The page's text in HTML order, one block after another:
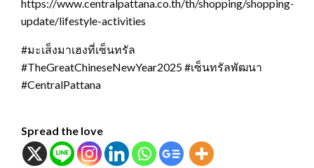
https://www.centralpattana.co.th/th/shopping/shopping-
update/lifestyle-activities
#มะเส็งมาเฮงที่เซ็นทรัล
#TheGreatChineseNewYear2025 #เซ็นทรัลพัฒนา
#CentralPattana
Spread the love